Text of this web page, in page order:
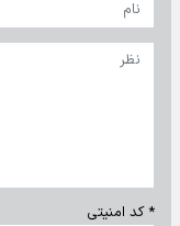
* کد امنیتی